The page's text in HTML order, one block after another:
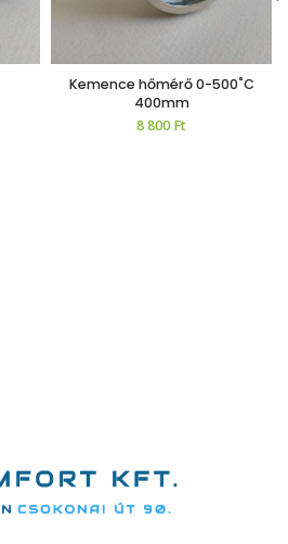
Kemence hőmérő 0-500˚C
400mm
8 800Ft